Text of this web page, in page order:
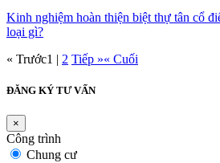
Kinh nghiệm hoàn thiện biệt thự tân cổ
loại gì?
« Trước1 | 2 Tiếp »« Cuối
ĐĂNG KÝ TƯ VẤN
×
Công trình
Chung cư